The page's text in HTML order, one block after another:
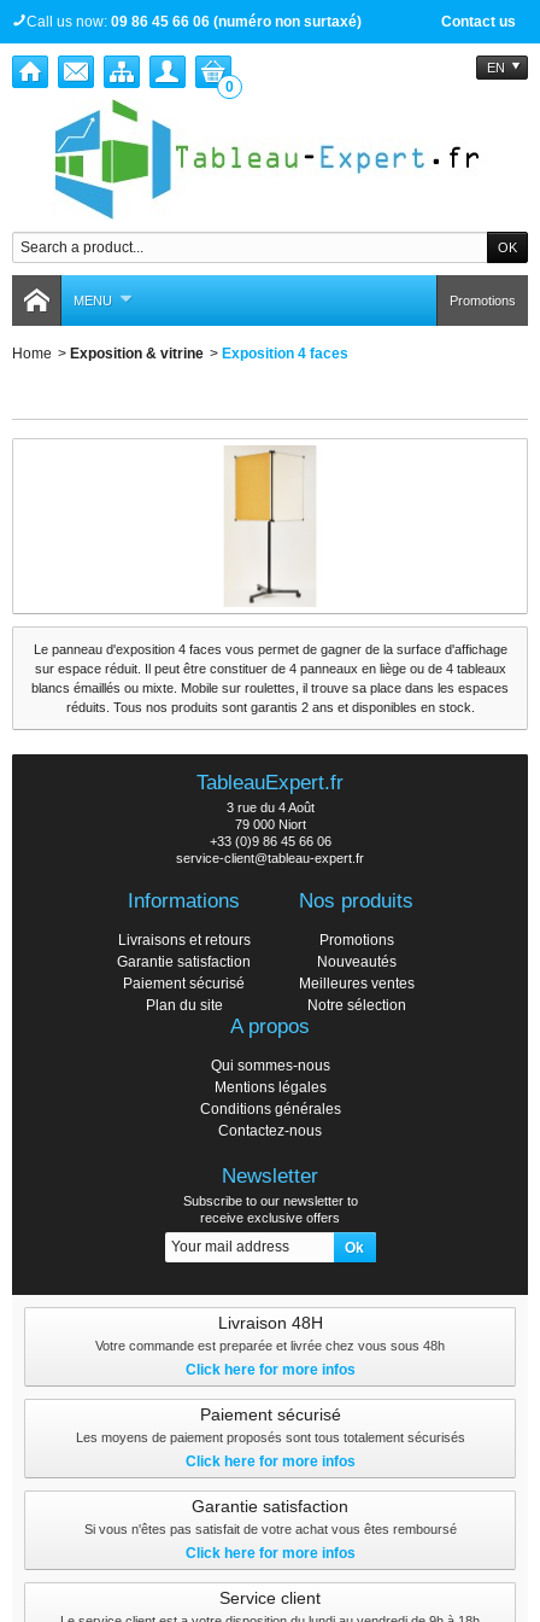
Contact us
Call us now: 09 86 45 66 06 (numéro non surtaxé)
EN
0
MENU Promotions
Home > Exposition & vitrine > Exposition 4 faces
Le panneau d'exposition 4 faces vous permet de gagner de la surface d'affichage
sur espace réduit. Il peut être constituer de 4 panneaux en liège ou de 4 tableaux
blancs émaillés ou mixte. Mobile sur roulettes, il trouve sa place dans les espaces
réduits. Tous nos produits sont garantis 2 ans et disponibles en stock.
TableauExpert.fr
3 rue du 4 Août
79 000 Niort
+33 (0)9 86 45 66 06
service-client@tableau-expert.fr
Informations
Livraisons et retours
Garantie satisfaction
Paiement sécurisé
Plan du site
Nos produits
Promotions
Nouveautés
Meilleures ventes
Notre sélection
A propos
Qui sommes-nous
Mentions légales
Conditions générales
Contactez-nous
Newsletter
Subscribe to our newsletter to
receive exclusive offers
Livraison 48H
Votre commande est preparée et livrée chez vous sous 48h
Click here for more infos
Paiement sécurisé
Les moyens de paiement proposés sont tous totalement sécurisés
Click here for more infos
Garantie satisfaction
Si vous n'êtes pas satisfait de votre achat vous êtes remboursé
Click here for more infos
Service client